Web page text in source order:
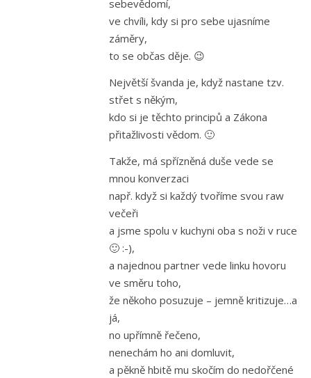
sebevědomí,
ve chvíli, kdy si pro sebe ujasníme
záměry,
to se občas děje. 😉
Největší švanda je, když nastane tzv.
střet s někým,
kdo si je těchto principů a Zákona
přitažlivosti vědom. 🙂
Takže, má spřízněná duše vede se
mnou konverzaci
např. když si každý tvoříme svou raw
večeři
a jsme spolu v kuchyni oba s noži v ruce
🙂 :-),
a najednou partner vede linku hovoru
ve směru toho,
že někoho posuzuje – jemně kritizuje…a
já,
no upřímně řečeno,
nenechám ho ani domluvit,
a pěkně hbitě mu skočím do nedořčené